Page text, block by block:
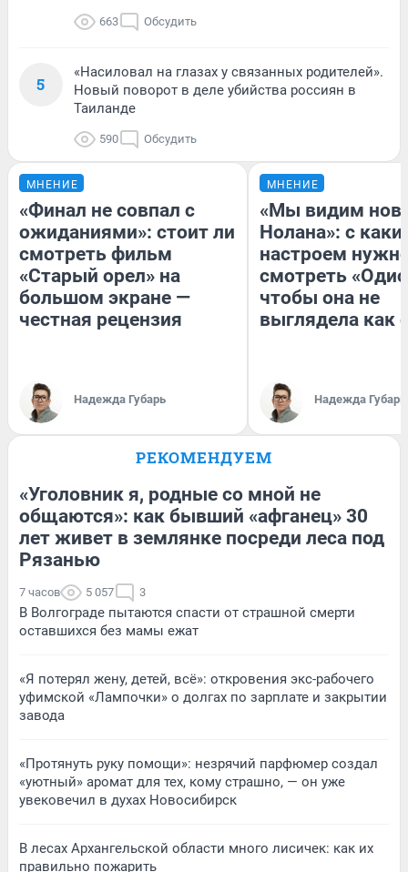
663 Обсудить
5
«Насиловал на глазах у связанных родителей».
Новый поворот в деле убийства россиян в
Таиланде
590 Обсудить
МНЕНИЕ
«Финал не совпал с
ожиданиями»: стоит ли
смотреть фильм
«Старый орел» на
большом экране —
честная рецензия
Надежда Губарь
МНЕНИЕ
«Мы видим
Нолана»: с
настроем
смотреть
чтобы она не
выглядела как
Надежда Губарь
РЕКОМЕНДУЕМ
«Уголовник я, родные со мной не
общаются»: как бывший «афганец» 30
лет живет в землянке посреди леса под
Рязанью
7 часов 5 057 3
В Волгограде пытаются спасти от страшной смерти
оставшихся без мамы ежат
«Я потерял жену, детей, всё»: откровения экс-рабочего
уфимской «Лампочки» о долгах по зарплате и закрытии
завода
«Протянуть руку помощи»: незрячий парфюмер создал
«уютный» аромат для тех, кому страшно, — он уже
увековечил в духах Новосибирск
В лесах Архангельской области много лисичек: как их
правильно пожарить